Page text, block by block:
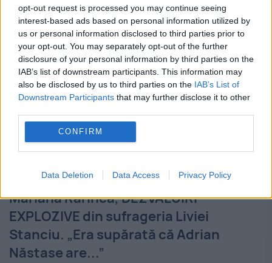
opt-out request is processed you may continue seeing
interest-based ads based on personal information utilized by
us or personal information disclosed to third parties prior to
your opt-out. You may separately opt-out of the further
disclosure of your personal information by third parties on the
IAB’s list of downstream participants. This information may
also be disclosed by us to third parties on the IAB’s List of
Downstream Participants that may further disclose it to other
CONFIRM
Data Deletion Data Access Privacy Policy
luni seara, la România TV, că așa-zisul stat
paralel (invocat obsesiv de PSD-ALDE) nu
există, dar că pot fi constatate anumite
acțiuni de tip...
Mariana Rarinca, DEZVĂLUIRI
EXPLOZIVE din sufrageria Liviei
Stanciu. „Era supărată că Adrian
Năstase are...”